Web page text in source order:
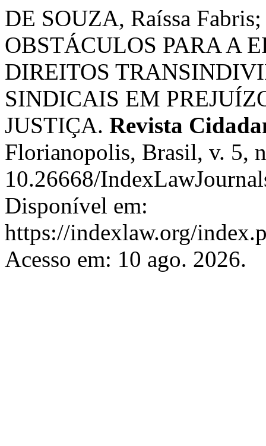
DE SOUZA, Raíssa
OBSTÁCULOS PARA A
DIREITOS
SINDICAIS EM
JUSTIÇA. Revista
Florianopolis, Brasil, v. 5,
10.26668/
Disponível em:
https://indexlaw.org/
Acesso em: 10 ago. 2026.